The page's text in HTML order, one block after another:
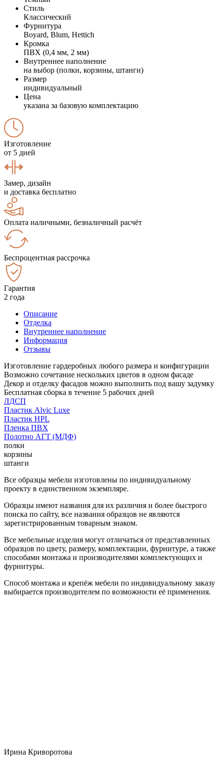
Стиль
Классический
Фурнитура
Boyard, Blum, Hettich
Кромка
ПВХ (0,4 мм, 2 мм)
Внутреннее наполнение
на выбор (полки, корзины, штанги)
Размер
индивидуальный
Цена
указана за базовую комплектацию
Изготовление
от 5 дней
Замер, дизайн
и доставка бесплатно
Оплата наличными, безналичный расчёт
Беспроцентная рассрочка
Гарантия
2 года
Описание
Отделка
Внутреннее наполнение
Информация
Отзывы
Изготовление гардеробных любого размера и конфигурации
Возможно сочетание нескольких цветов в одном фасаде
Декор и отделку фасадов можно выполнить под вашу задумку
Бесплатная сборка в течение 5 рабочих дней
ЛДСП
Пластик Alvic Luxe
Пластик HPL
Пленка ПВХ
Полотно АГТ (МДФ)
полки
корзины
штанги
Все образцы мебели изготовлены по индивидуальному
проекту в единственном экземпляре.
Образцы имеют названия для их различия и более быстрого
поиска по сайту, все названия образцов не являются
зарегистрированным товарным знаком.
Все мебельные изделия могут отличаться от представленных
образцов по цвету, размеру, комплектации, фурнитуре, а также
способами монтажа и производителями комплектующих и
фурнитуры.
Способ монтажа и крепёж мебели по индивидуальному заказу
выбирается производителем по возможности её применения.
Ирина Криворотова